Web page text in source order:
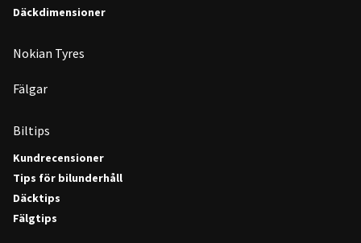
Däckdimensioner
Nokian Tyres
Fälgar
Biltips
Kundrecensioner
Tips för bilunderhåll
Däcktips
Fälgtips